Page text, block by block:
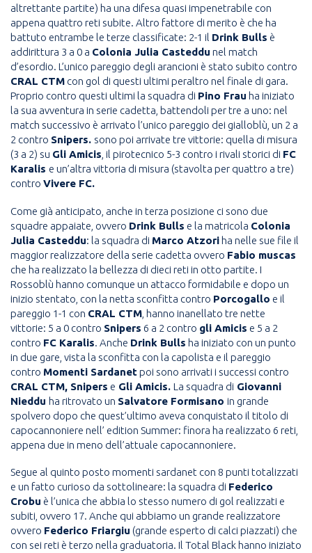
altrettante partite) ha una difesa quasi impenetrabile con
appena quattro reti subite. Altro fattore di merito è che ha
battuto entrambe le terze classificate: 2-1 il Drink Bulls è
addirittura 3 a 0 a Colonia Julia Casteddu nel match
d’esordio. L’unico pareggio degli arancioni è stato subito contro
CRAL CTM con gol di questi ultimi peraltro nel finale di gara.
Proprio contro questi ultimi la squadra di Pino Frau ha iniziato
la sua avventura in serie cadetta, battendoli per tre a uno: nel
match successivo è arrivato l’unico pareggio dei gialloblù, un 2 a
2 contro Snipers. sono poi arrivate tre vittorie: quella di misura
(3 a 2) su Gli Amicis , il pirotecnico 5-3 contro i rivali storici di FC
Karalis e un’altra vittoria di misura (stavolta per quattro a tre)
contro Vivere FC.
Come già anticipato, anche in terza posizione ci sono due
squadre appaiate, ovvero Drink Bulls e la matricola Colonia
Julia Casteddu: la squadra di Marco Atzori ha nelle sue file il
maggior realizzatore della serie cadetta ovvero Fabio muscas
che ha realizzato la bellezza di dieci reti in otto partite. I
Rossoblù hanno comunque un attacco formidabile e dopo un
inizio stentato, con la netta sconfitta contro Porcogallo e il
pareggio 1-1 con CRAL CTM , hanno inanellato tre nette
vittorie: 5 a 0 contro Snipers 6 a 2 contro gli Amicis e 5 a 2
contro FC Karalis. Anche Drink Bulls ha iniziato con un punto
in due gare, vista la sconfitta con la capolista e il pareggio
contro Momenti Sardanetpoi sono arrivati i successi contro
CRAL CTM, Snipers e Gli Amicis. La squadra di Giovanni
Nieddu ha ritrovato un Salvatore Formisano in grande
spolvero dopo che quest’ultimo aveva conquistato il titolo di
capocannoniere nell’ edition Summer: finora ha realizzato 6 reti,
appena due in meno dell’attuale capocannoniere.
Segue al quinto posto momenti sardanet con 8 punti totalizzati
e un fatto curioso da sottolineare: la squadra di Federico
Crobu è l’unica che abbia lo stesso numero di gol realizzati e
subiti, ovvero 17. Anche qui abbiamo un grande realizzatore
ovvero Federico Friargiu (grande esperto di calci piazzati) che
con sei reti è terzo nella graduatoria. Il Total Black hanno iniziato